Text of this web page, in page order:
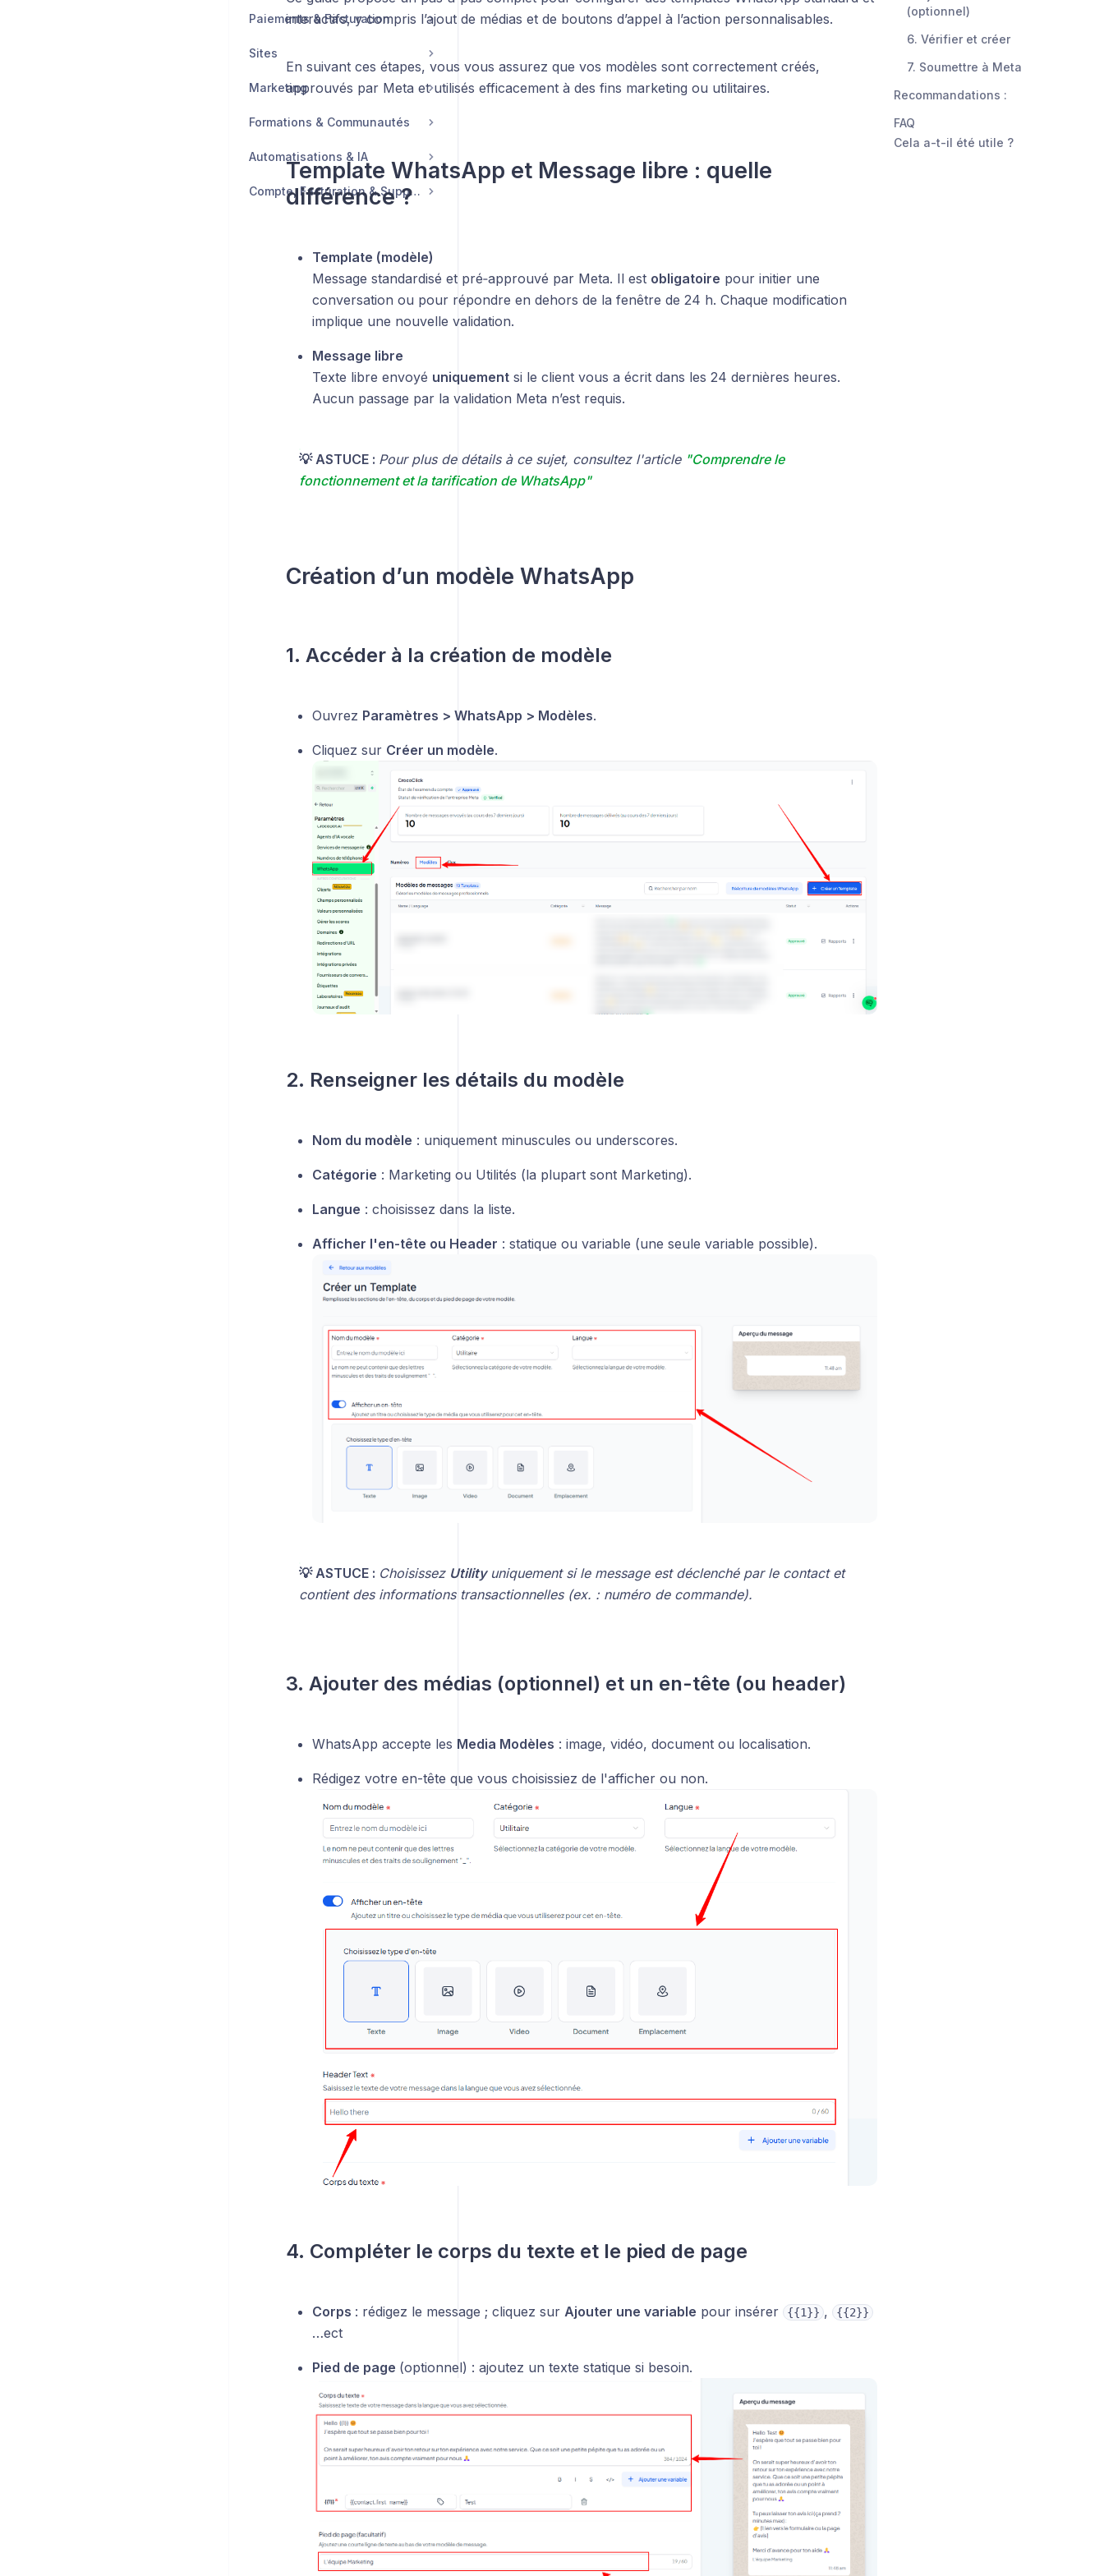
Paiements & Facturation
Sites
Marketing
Formations & Communautés
Automatisations & IA
Compte, Facturation & Support
interactifs, y compris l’ajout de médias et de boutons d’appel à l’action personnalisables.
En suivant ces étapes, vous vous assurez que vos modèles sont correctement créés,
approuvés par Meta et utilisés efficacement à des fins marketing ou utilitaires.
Template WhatsApp et Message libre : quelle
différence ?
Template (modèle)
Message standardisé et pré‑approuvé par Meta. Il est obligatoire pour initier une
conversation ou pour répondre en dehors de la fenêtre de 24 h. Chaque modification
implique une nouvelle validation.
Message libre
Texte libre envoyé uniquementsi le client vous a écrit dans les 24 dernières heures.
Aucun passage par la validation Meta n’est requis.
💡 ASTUCE : Pour plus de détails à ce sujet, consultez l'article "Comprendre le
fonctionnement et la tarification de WhatsApp"
Création d’un modèle WhatsApp
1. Accéder à la création de modèle
Ouvrez Paramètres > WhatsApp > Modèles.
Cliquez sur Créer un modèle.
2. Renseigner les détails du modèle
Nom du modèle : uniquement minuscules ou underscores.
Catégorie : Marketing ou Utilités (la plupart sont Marketing).
Langue : choisissez dans la liste.
Afficher l'en-tête ou Header : statique ou variable (une seule variable possible).
💡 ASTUCE : Choisissez Utilityuniquement si le message est déclenché par le contact et
contient des informations transactionnelles (ex. : numéro de commande).
3. Ajouter des médias (optionnel) et un en-tête (ou header)
WhatsApp accepte les Media Modèles : image, vidéo, document ou localisation.
Rédigez votre en-tête que vous choisissiez de l'afficher ou non.
4. Compléter le corps du texte et le pied de page
Corps : rédigez le message ; cliquez sur Ajouter une variable pour insérer {{1}} , {{2}}
…ect
Pied de page (optionnel) : ajoutez un texte statique si besoin.
(optionnel)
6. Vérifier et créer
7. Soumettre à Meta
Recommandations :
FAQ
Cela a-t-il été utile ?